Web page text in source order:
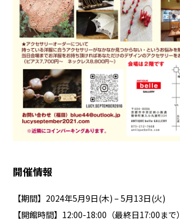
開催情報
【期間】2024年5月9日(木) – 5月13日(火)
【開館時間】12:00-18:00（最終日17:00まで）